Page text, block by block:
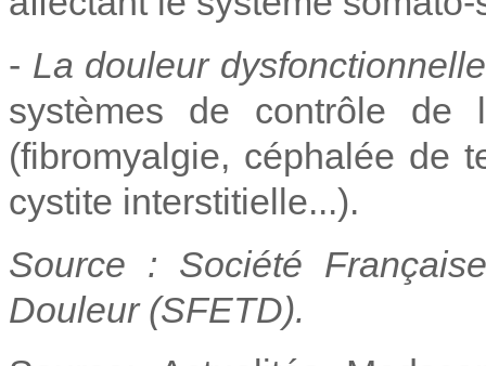
- La douleur dysfonctionnelle
systèmes de contrôle de
(fibromyalgie, céphalée de
cystite interstitielle...).
Source : Société
Douleur (SFETD).